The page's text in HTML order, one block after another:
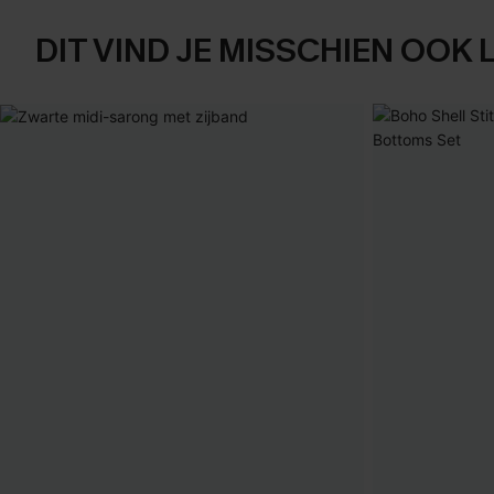
DIT VIND JE MISSCHIEN OOK